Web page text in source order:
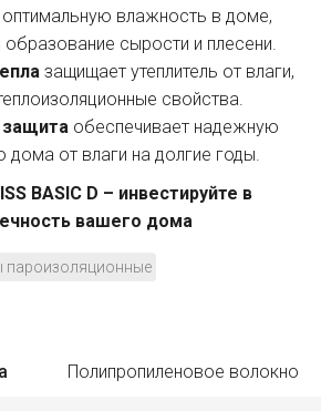
влажность в доме,
сырости и плесени.
защищает утеплитель от влаги,
свойства.
защита обеспечивает надежную
дома от влаги на долгие годы.
BASIC D – инвестируйте в
вашего дома
пароизоляционные
Полипропиленовое волокно